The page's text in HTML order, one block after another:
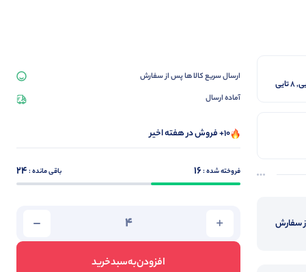
سفارش
ارسال سریع کالا ها پس از سفارش
آماده ارسال
10+ فروش در هفته اخیر
فروخته شده :16 باقی مانده :24
افزودن‌به‌سبد‌خرید